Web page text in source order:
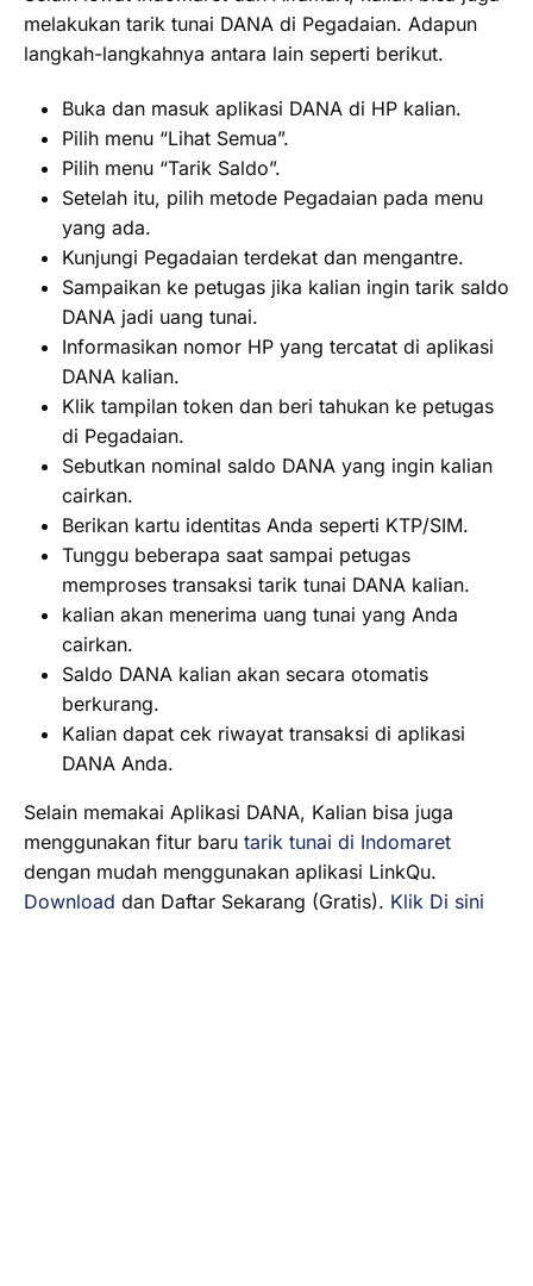
melakukan tarik tunai DANA di Pegadaian. Adapun
langkah-langkahnya antara lain seperti berikut.
Buka dan masuk aplikasi DANA di HP kalian.
Pilih menu “Lihat Semua”.
Pilih menu “Tarik Saldo”.
Setelah itu, pilih metode Pegadaian pada menu
yang ada.
Kunjungi Pegadaian terdekat dan mengantre.
Sampaikan ke petugas jika kalian ingin tarik saldo
DANA jadi uang tunai.
Informasikan nomor HP yang tercatat di aplikasi
DANA kalian.
Klik tampilan token dan beri tahukan ke petugas
di Pegadaian.
Sebutkan nominal saldo DANA yang ingin kalian
cairkan.
Berikan kartu identitas Anda seperti KTP/SIM.
Tunggu beberapa saat sampai petugas
memproses transaksi tarik tunai DANA kalian.
kalian akan menerima uang tunai yang Anda
cairkan.
Saldo DANA kalian akan secara otomatis
berkurang.
Kalian dapat cek riwayat transaksi di aplikasi
DANA Anda.
Selain memakai Aplikasi DANA, Kalian bisa juga
menggunakan fitur baru tarik tunai di Indomaret
dengan mudah menggunakan aplikasi LinkQu.
Download dan Daftar Sekarang (Gratis). Klik Di sini